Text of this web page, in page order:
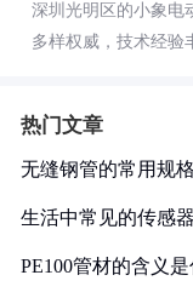
深圳光明区的小象电
多样权威，技术经验
热门文章
无缝钢管的常用规
生活中常见的传感
PE100管材的含义是